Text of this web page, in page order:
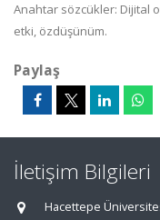
Anahtar sözcükler: Dijital
etki, özdüşünüm.
Paylaş
İletişim Bilgileri
Hacettepe